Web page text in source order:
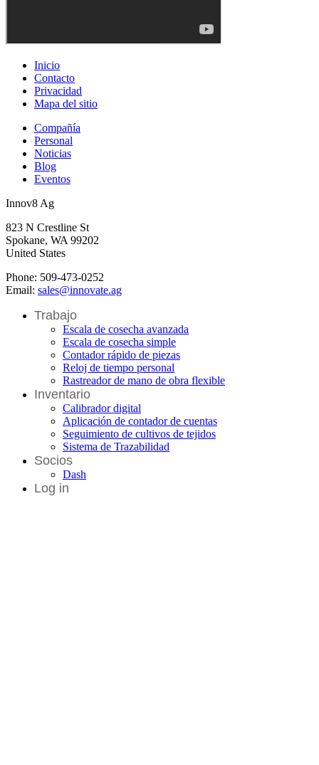
Inicio
Contacto
Privacidad
Mapa del sitio
Compañía
Personal
Noticias
Blog
Eventos
Innov8 Ag
823 N Crestline St
Spokane, WA 99202
United States
Phone: 509-473-0252
Email: sales@innovate.ag
Trabajo
Escala de cosecha avanzada
Escala de cosecha simple
Contador rápido de piezas
Reloj de tiempo personal
Rastreador de mano de obra flexible
Inventario
Calibrador digital
Aplicación de contador de cuentas
Seguimiento de cultivos de tejidos
Sistema de Trazabilidad
Socios
Dash
Log in